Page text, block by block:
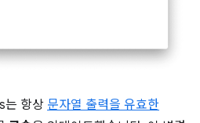
항상 문자열 출력을 유효한